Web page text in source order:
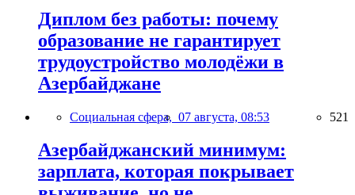
Диплом без работы: почему
образование не гарантирует
трудоустройство молодёжи в
Азербайджане
Социальная сфера, 07 августа, 08:53 521
Азербайджанский минимум:
зарплата, которая покрывает